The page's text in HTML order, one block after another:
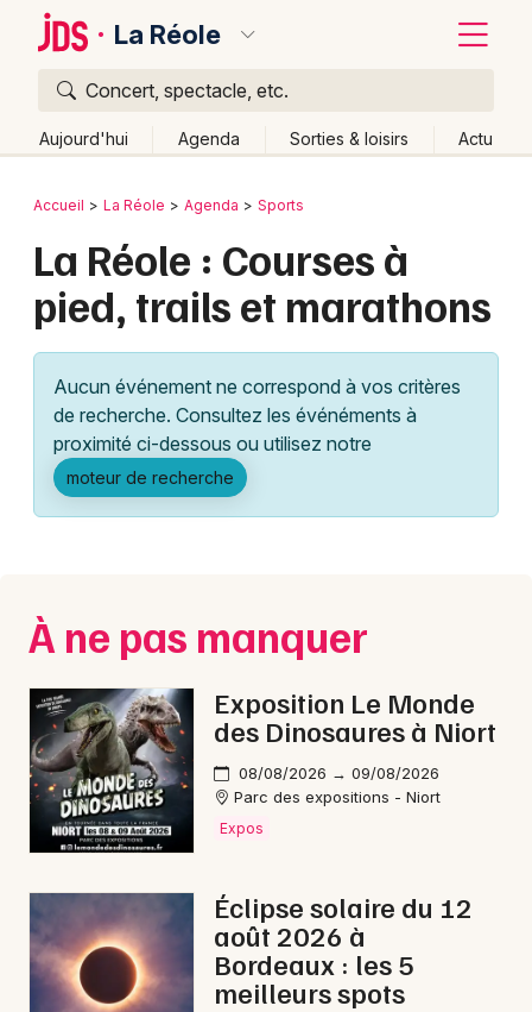
La Réole
Concert, spectacle, etc.
Aujourd'hui Agenda Sorties & loisirs Actu
Publier un événement
Grands événements
Activité & Expérience
Manifestations
Foires & salons
Concerts
Sports
Soirées
Sorties famille
Sorties & loisirs
Courses en Gironde
Bordeaux
Colmar
Lille
Lyon
Marseille
Mulhouse
Nice
Paris
Strasbourg
Toulouse
Toutes les villes
Retour
Accueil La Réole Agenda Sports
La Réole : Courses à
pied, trails et marathons
Aucun événement ne correspond à vos critères
de recherche. Consultez les événéments à
proximité ci-dessous ou utilisez notre
moteur de recherche
À ne pas manquer
Exposition Le Monde
des Dinosaures à Niort
08/08/2026 → 09/08/2026
Parc des expositions - Niort
Expos
Éclipse solaire du 12
août 2026 à
Bordeaux : les 5
meilleurs spots
Quoi ?
Où ?
Partout
Près de moi Changer de lieu
Quand ?
Effacer les dates
Aujourd'hui
Demain Ce week-end Autre